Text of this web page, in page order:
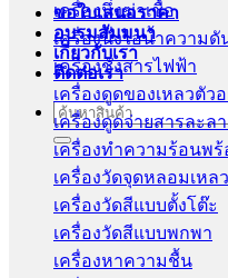
ขอใบเสนอราคา
อบรมสัมมนา
เกี่ยวกับเรา
ติดต่อเรา
Search
for:
เครื่องนึ่งฆ่าเชื้อ
เครื่องนึ่งไอน้ำความดั
เครื่องชั่งสารไฟฟ้า
เครื่องดูดของเหลวตัว
เครื่องดูดจ่ายสารละล
เครื่องทำความร้อนพ
เครื่องวัดจุดหลอมเหล
เครื่องวัดสีแบบตั้งโต๊ะ
เครื่องวัดสีแบบพกพา
เครื่องหาความชื้น